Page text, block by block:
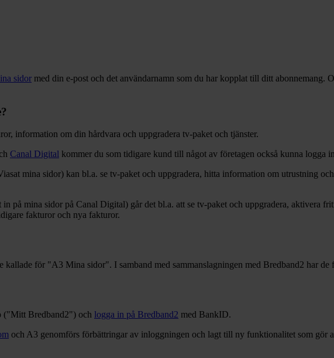
sidor med din e-post och det användarnamn som du har kopplat till ditt abonnemang.
information om din hårdvara och uppgradera tv-paket och tjänster.
Canal Digital kommer du som tidigare kund till något av företagen också kunna logga
mina sidor) kan bl.a. se tv-paket och uppgradera, hitta information om utrustning
på mina sidor på Canal Digital) går det bl.a. att se tv-paket och uppgradera, aktivera
fakturor och nya fakturor.
kallade för "A3 Mina sidor". I samband med sammanslagningen med Bredband2 har
("Mitt Bredband2") och logga in på Bredband2 med BankID.
och A3 genomförs förbättringar av inloggningen och lagt till ny funktionalitet som gör